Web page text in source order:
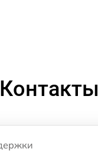
Контакты